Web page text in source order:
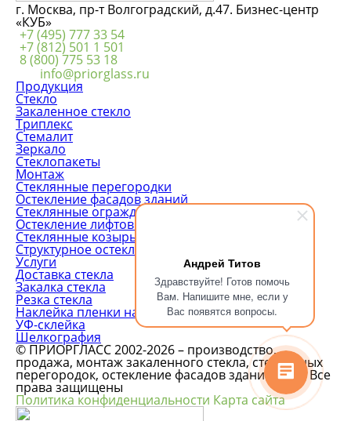
Андрей Титов
Здравствуйте! Готов помочь
Вам. Напишите мне, если у
Вас появятся вопросы.
г. Москва, пр-т Волгоградский, д.47. Бизнес-центр
«КУБ»
+7 (495) 777 33 54
+7 (812) 501 1 501
8 (800) 775 53 18
info@priorglass.ru
Продукция
Стекло
Закаленное стекло
Триплекс
Стемалит
Зеркало
Стеклопакеты
Монтаж
Стеклянные перегородки
Остекление фасадов зданий
Стеклянные ограждения
Остекление лифтовых шахт
Стеклянные козырьки
Структурное остекление
Услуги
Доставка стекла
Закалка стекла
Резка стекла
Наклейка пленки на стекло
УФ-склейка
Шелкография
© ПРИОРГЛАСС 2002-2026 – производство,
продажа, монтаж закаленного стекла, стеклянных
перегородок, остекление фасадов зданий и т.п. Все
права защищены
Политика конфиденциальности Карта сайта